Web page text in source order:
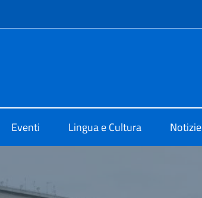
Eventi Lingua e Cultura Notizie